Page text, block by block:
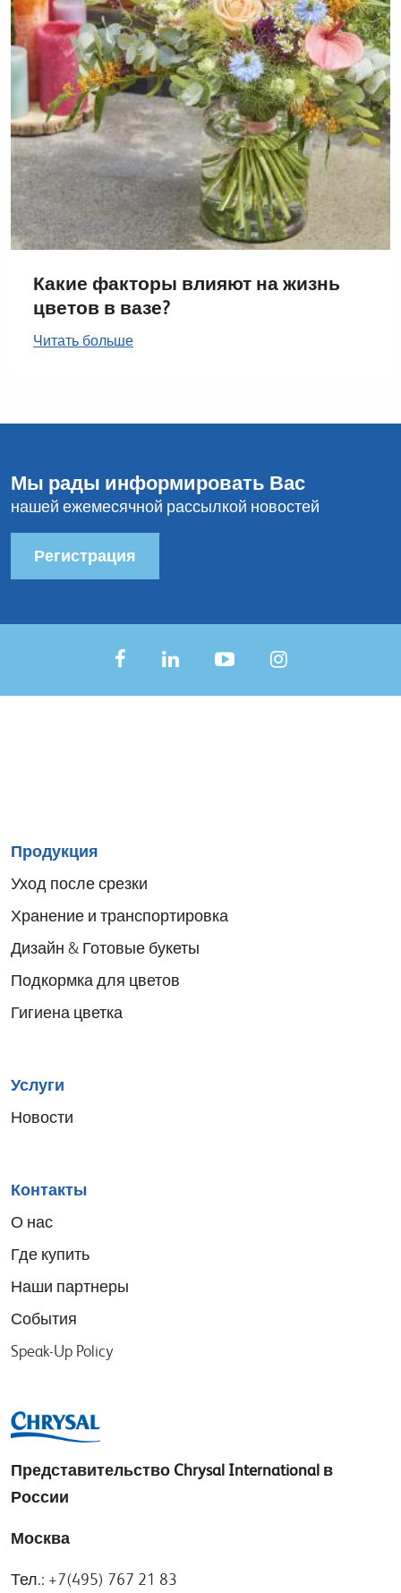
Какие факторы влияют на жизнь
цветов в вазе?
Читать больше
Мы рады информировать Вас
нашей ежемесячной рассылкой новостей
Регистрация
Sitemap
menu
Продукция
Уход после срезки
Хранение и транспортировка
Дизайн & Готовые букеты
Подкормка для цветов
Гигиена цветка
Услуги
Новости
Контакты
О нас
Где купить
Наши партнеры
События
Speak-Up Policy
Представительство Chrysal International в
России
Москва
Тел.: +7(495) 767 21 83